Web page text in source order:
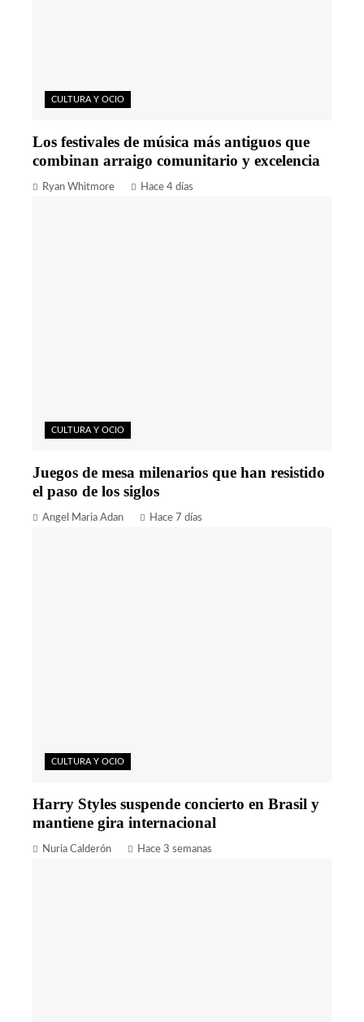
CULTURA Y OCIO
Los festivales de música más antiguos que
combinan arraigo comunitario y excelencia
Ryan Whitmore Hace 4 días
CULTURA Y OCIO
Juegos de mesa milenarios que han resistido
el paso de los siglos
Angel Maria Adan Hace 7 días
CULTURA Y OCIO
Harry Styles suspende concierto en Brasil y
mantiene gira internacional
Nuria Calderón Hace 3 semanas